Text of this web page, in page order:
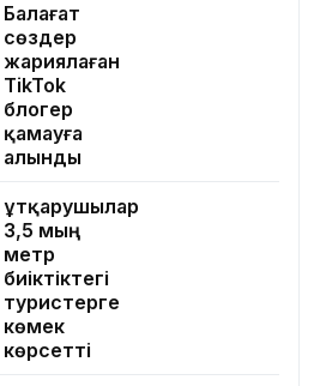
Балағат
сөздер
жариялаған
TikTok
блогер
қамауға
алынды
Құтқарушылар
3,5 мың
метр
биіктіктегі
туристерге
көмек
көрсетті